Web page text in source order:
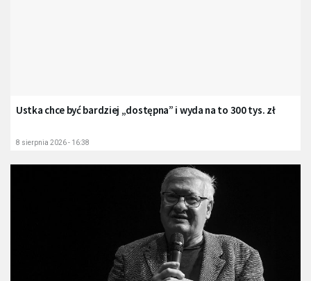
Ustka chce być bardziej „dostępna” i wyda na to 300 tys. zł
8 sierpnia 2026 - 16:38